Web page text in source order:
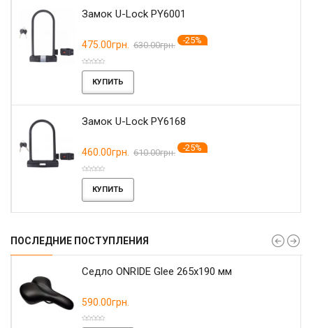
Замок U-Lock PY6001
475.00грн. 630.00грн. -25%
КУПИТЬ
Замок U-Lock PY6168
460.00грн. 610.00грн. -25%
КУПИТЬ
ПОСЛЕДНИЕ ПОСТУПЛЕНИЯ
Седло ONRIDE Glee 265x190 мм
590.00грн.